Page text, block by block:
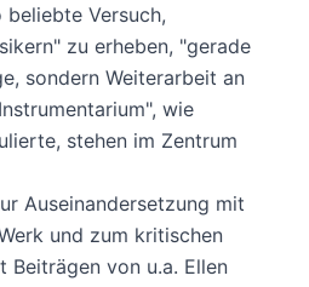
Versuch,
zu erheben, "gerade
sondern Weiterarbeit an
wie
stehen im Zentrum
Auseinandersetzung mit
und zum kritischen
Beiträgen von u.a. Ellen